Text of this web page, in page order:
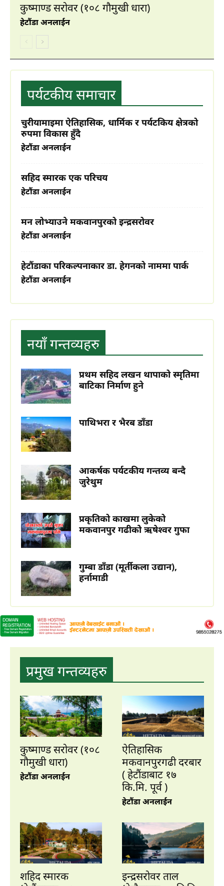
पाथिभरा र भैरब डाँडा
प्रकृतिको काखमा लुकेको मकवानपुर गढीकोे
ऋषेश्वर गुफा
कुष्माण्ड सरोवर (१०८ गौमुखी धारा)
हेटौंडा अनलाईन
हेटौँडा नगरपालिकाको वडा नं. ९ को पश्चिम र पदमपोखरी गाविसको पूर्वी
भागमा रत्नावती, कर्णावती र कौशवाही (चुरे पर्वतको कुसको जङ्गलबाट उत्तर
बगेकी) नदीको सङ्गम...
ऐतिहासिक मकवानपुरगढी दरबार ( हेटौंडाबाट
१७ कि.मि. पूर्व )
हेटौंडा अनलाईन
सेन वंशीय शासनको ऐतिहासिक बिरासतको जीवन्त इतिहास बोकेको स्थान
मकवानपुर गढी हो। परम्परागत तर उन्नत...
शहिद स्मारक (हेटौंडाबाट ४.५ कि.मि. पश्चिम)
हेटौंडा अनलाईन
राष्ट्रियता, प्रजातन्त्र र जनजीविकाका लागि इतिहासको विभिन्न कालखण्डमा
जीवन उत्सर्ग गर्ने सहिदहरको प्रतिक स्वरुप बाह्र जना सहिदका आकृति एउटै
२५ टनको शिलामा कुँदेर जनस्तरबाट...
कुष्माण्ड सरोवर (१०८ गौमुखी धारा)
हेटौंडा अनलाईन
पर्यटकीय समाचार
चुरीयामाइमा ऐतिहासिक, धार्मिक र पर्यटकिय क्षेत्रको
रुपमा विकास हुँदै
हेटौंडा अनलाईन
सहिद स्मारक एक परिचय
हेटौंडा अनलाईन
मन लोभ्याउने मकवानपुरको इन्द्रसरोवर
हेटौंडा अनलाईन
हेटौंडाका परिकल्पनाकार डा. हेगनको नाममा पार्क
हेटौंडा अनलाईन
नयाँ गन्तव्यहरु
प्रथम सहिद लखन थापाको स्मृतिमा
बाटिका निर्माण हुने
पाथिभरा र भैरब डाँडा
आकर्षक पर्यटकीय गन्तव्य बन्दै
जुरेथुम
प्रकृतिको काखमा लुकेको
मकवानपुर गढीकोे ऋषेश्वर गुफा
गुम्बा डाँडा (मूर्तीकला उद्यान),
हर्नामाडी
प्रमुख गन्तव्यहरु
कुष्माण्ड सरोवर (१०८
गौमुखी धारा)
हेटौंडा अनलाईन
ऐतिहासिक
मकवानपुरगढी दरबार
( हेटौंडाबाट १७
कि.मि. पूर्व )
हेटौंडा अनलाईन
शहिद स्मारक
इन्द्रसरोवर ताल